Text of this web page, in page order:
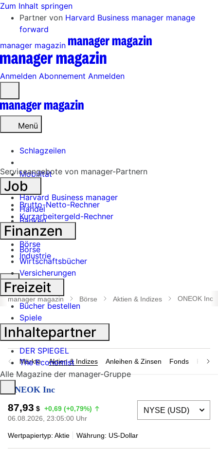
Zum Inhalt springen
Partner von Harvard Business manager manage
forward
manager magazin
Anmelden Abonnement Anmelden
öffnen
Menü
Schlagzeilen
Mobilität
Tech
Harvard Business manager
Handel
Banken
Geldanlage
Börse
Industrie
Suche
öffnen
manager magazin Börse Aktien & Indizes ONEOK Inc
Märkte Aktien & Indizes Anleihen & Zinsen Fonds
ONEOK Inc
87,93 $ +0,69 (+0,79%)
06.08.2026, 23:05:00 Uhr
Wertpapiertyp: Aktie Währung: US-Dollar
Serviceangebote von manager-Partnern
Job
Brutto-Netto-Rechner
Kurzarbeitergeld-Rechner
Finanzen
Börse
Wirtschaftsbücher
Versicherungen
Freizeit
Bücher bestellen
Spiele
Inhaltepartner
DER SPIEGEL
The Economist
Alle Magazine der manager-Gruppe